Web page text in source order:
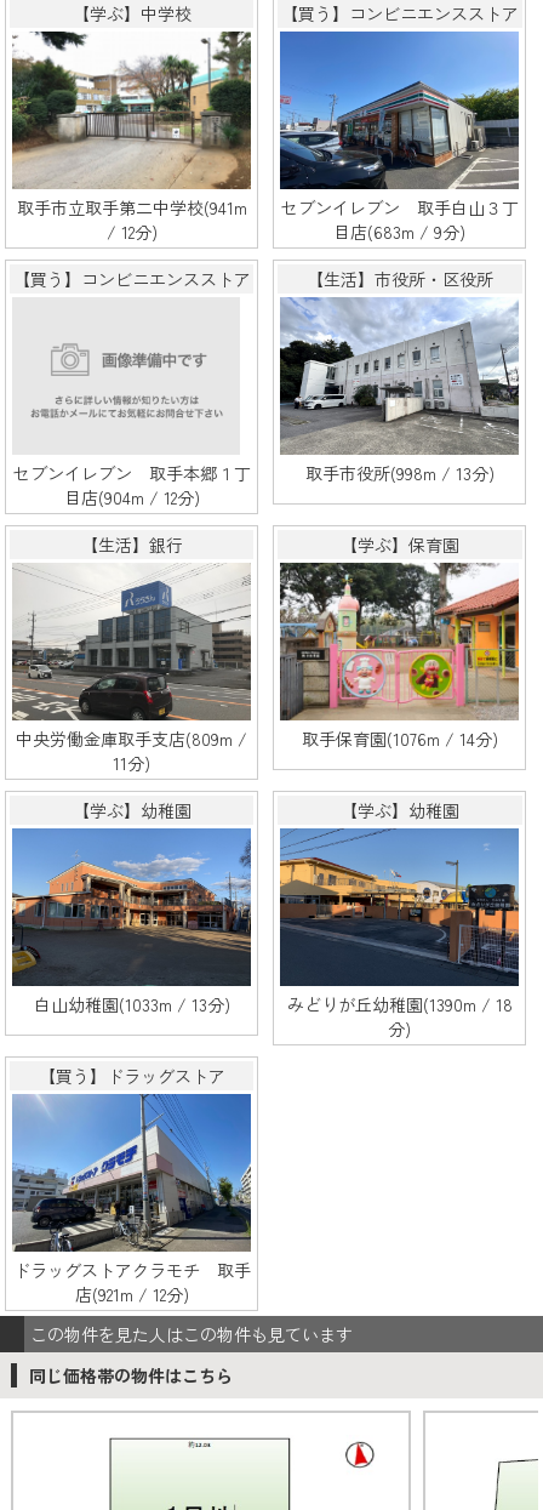
【学ぶ】中学校
取手市立取手第二中学校(941m
/ 12分)
【買う】コンビニエンスストア
セブンイレブン 取手白山３丁
目店(683m / 9分)
【買う】コンビニエンスストア
セブンイレブン 取手本郷１丁
目店(904m / 12分)
【生活】市役所・区役所
取手市役所(998m / 13分)
【生活】銀行
中央労働金庫取手支店(809m /
11分)
【学ぶ】保育園
取手保育園(1076m / 14分)
【学ぶ】幼稚園
白山幼稚園(1033m / 13分)
【学ぶ】幼稚園
みどりが丘幼稚園(1390m / 18
分)
【買う】ドラッグストア
ドラッグストアクラモチ 取手
店(921m / 12分)
この物件を見た人はこの物件も見ています
同じ価格帯の物件はこちら